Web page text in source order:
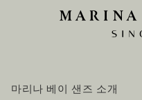
마리나 베이 샌즈 소개